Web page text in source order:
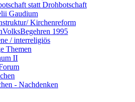
statt Drohbotschaft
Gaudium
Kirchenreform
1995
/ interreligiös
Themen
II
- Nachdenken